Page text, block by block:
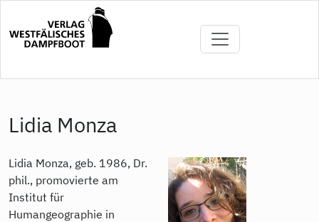
Inhalt
Lidia Monza
Lidia Monza, geb. 1986, Dr.
phil., promovierte am
Institut für
Humangeographie in